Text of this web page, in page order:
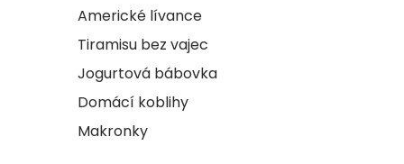
Americké lívance
Tiramisu bez vajec
Jogurtová bábovka
Domácí koblihy
Makronky